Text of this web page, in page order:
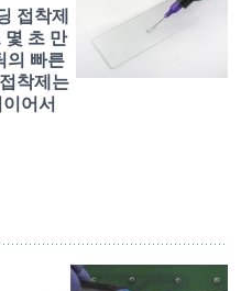
접착제
초 만
의 빠른
착제는
어서